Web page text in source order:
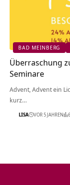
BAD MEINBERG
Überraschung
Seminare
Advent, Advent ein
kurz…
LISA VOR 5 JAHREN